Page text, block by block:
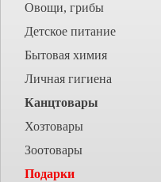
Овощи, грибы
Детское питание
Бытовая химия
Личная гигиена
Канцтовары
Хозтовары
Зоотовары
Подарки